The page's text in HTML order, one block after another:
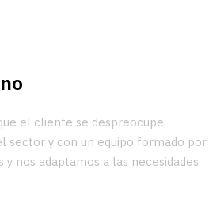
el cliente se despreocupe.
sector y con un equipo formado por
nos adaptamos a las necesidades